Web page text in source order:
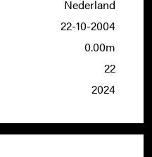
Nederland
22-10-2004
0.00m
22
2024